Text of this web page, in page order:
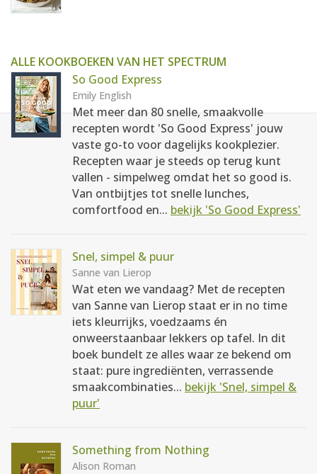
ALLE KOOKBOEKEN VAN HET SPECTRUM
So Good Express
Emily English
Met meer dan 80 snelle, smaakvolle
recepten wordt 'So Good Express' jouw
vaste go-to voor dagelijks kookplezier.
Recepten waar je steeds op terug kunt
vallen - simpelweg omdat het so good is.
Van ontbijtjes tot snelle lunches,
comfortfood en... bekijk 'So Good Express'
Snel, simpel & puur
Sanne van Lierop
Wat eten we vandaag? Met de recepten
van Sanne van Lierop staat er in no time
iets kleurrijks, voedzaams én
onweerstaanbaar lekkers op tafel. In dit
boek bundelt ze alles waar ze bekend om
staat: pure ingrediënten, verrassende
smaakcombinaties... bekijk 'Snel, simpel &
puur'
Something from Nothing
Alison Roman